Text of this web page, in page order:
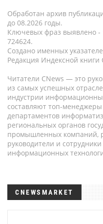
Обработан архив
до 08.2026 годы.
Ключевых фраз выявлено -
724624.
Создано именных
Редакция Индексной книги
Читатели CNews — это
из самых успешных
индустрии
составляют топ-
департаментов
региональных органов
промышленных компаний,
руководители и
информационных
CNEWSMARKET